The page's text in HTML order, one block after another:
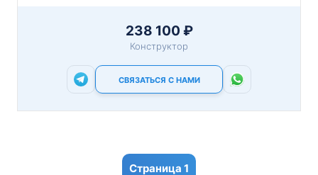
238 100 ₽
Конструктор
СВЯЗАТЬСЯ С НАМИ
1